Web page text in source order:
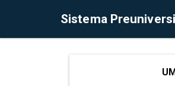
Sistema